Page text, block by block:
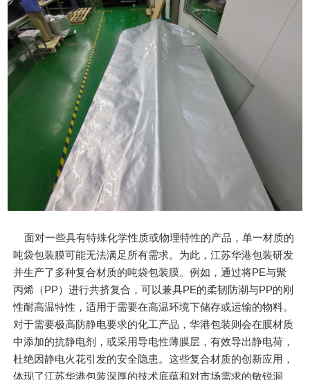
面对一些具有特殊化学性质或物理特性的产品，单一材质的
吨袋包装膜可能无法满足所有需求。为此，江苏华港包装研发
并生产了多种复合材质的吨袋包装膜。例如，通过将PE与聚
丙烯（PP）进行共挤复合，可以兼具PE的柔韧防潮与PP的刚
性耐高温特性，适用于需要在高温环境下储存或运输的物料。
对于需要极高防静电要求的化工产品，华港包装则会在膜材质
中添加的抗静电剂，或采用导电性薄膜层，有效导出静电荷，
杜绝因静电火花引发的安全隐患。这些复合材质的创新应用，
体现了江苏华港包装深厚的技术底蕴和对市场需求的敏锐洞